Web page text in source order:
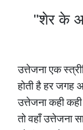
"शेर के
उत्तेजना एक
होती है हर जगह
उत्तेजना कही
तो वहाँ उत्तेजना